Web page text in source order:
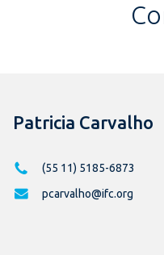
Patricia Carvalho
(55 11) 5185-6873
pcarvalho@ifc.org